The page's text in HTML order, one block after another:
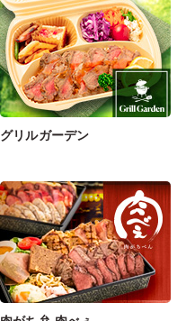
グリルガーデン